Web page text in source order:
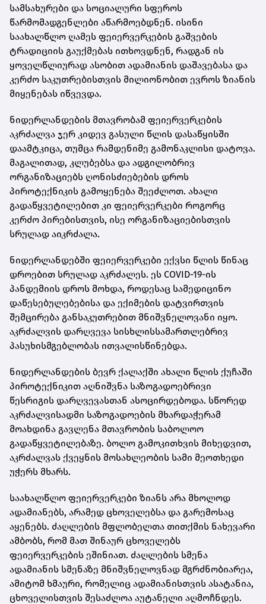
სამსახურები და სოციალური სფეროს
წარმომადგენლები აწარმოებდნენ. ისინი
საახალწლო ღამეს ფეიერვერკების გაშვების
ტრადიციის გაუქმებას ითხოვდნენ, რადგან ის
ყოველწლიურად ასობით ადამიანის დაშავებასა და
კერძო საკუთრებისთვის მილიონობით ევროს ზიანის
მიყენებას იწვევდა.
ნიდერლანდების მთავრობამ ფეიერვერკების
აკრძალვა ჯერ კიდევ გასული წლის დასაწყისში
დაამტკიცა, თუმცა რამდენიმე გამონაკლისი დატოვა.
მაგალითად, კლუბებსა და ადგილობრივ
ორგანიზაციებს ღონისძიებების დროს
პიროტექნიკის გამოყენება შეეძლოთ. ახალი
გადაწყვეტილებით კი ფეიერვერკები როგორც
კერძო პირებისთვის, ისე ორგანიზაციებისთვის
სრულად აიკრძალა.
ნიდერლანდებში ფეიერვერკები ექვსი წლის წინაც
დროებით სრულად აკრძალეს. ეს COVID-19-ის
პანდემიის დროს მოხდა, როდესაც სამედიცინო
დაწესებულებებისა და ექიმების დატვირთვის
შემცირება განსაკუთრებით მნიშვნელოვანი იყო.
აკრძალვის დარღვევა სისხლისსამართლებრივ
პასუხისმგებლობას ითვალისწინებდა.
ნიდერლანდების ბევრ ქალაქში ახალი წლის ქუჩაში
პიროტექნიკით აღნიშვნა საზოგადოებრივი
წესრიგის დარღვევასთან ასოცირდებოდა. სწორედ
აკრძალვისადმი საზოგადოების მხარდაჭერამ
მოახდინა გავლენა მთავრობის საბოლოო
გადაწყვეტილებაზე. ბოლო გამოკითხვის მიხედვით,
აკრძალვას ქვეყნის მოსახლეობის სამი მეოთხედი
უჭერს მხარს.
საახალწლო ფეიერვერკები ზიანს არა მხოლოდ
ადამიანებს, არამედ ცხოველებსა და გარემოსაც
აყენებს. ძაღლების მფლობელთა თითქმის ნახევარი
ამბობს, რომ მათ შინაურ ცხოველებს
ფეიერვერკების ეშინიათ. ძაღლების სმენა
ადამიანის სმენაზე მნიშვნელოვნად მგრძნობიარეა,
ამიტომ ხმაური, რომელიც ადამიანისთვის ასატანია,
ცხოველისთვის შესაძლოა აუტანელი აღმოჩნდეს.